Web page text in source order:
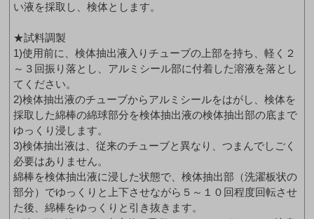
い液を採取し、検体とします。
★試料調製
1)使用前に、検体抽出液入りチューブの上部を持ち、軽く２
～３回振り落とし、アルミシール部に付着した溶液を落とし
てください。
2)検体抽出液のチューブからアルミシールをはがし、検体を
採取した綿棒の綿球部分を検体抽出液の検体抽出部の底まで
ゆっくり浸します。
3)検体抽出液は、従来のチューブと異なり、つまんでしごく
必要はありません。
綿棒を検体抽出液に浸した状態で、検体抽出部（洗濯板状の
部分）でゆっくりと上下させながら５～１０回程度回転させ
た後、綿棒をゆっくりと引き抜きます。